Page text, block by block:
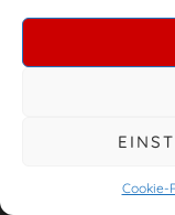
Cookie-